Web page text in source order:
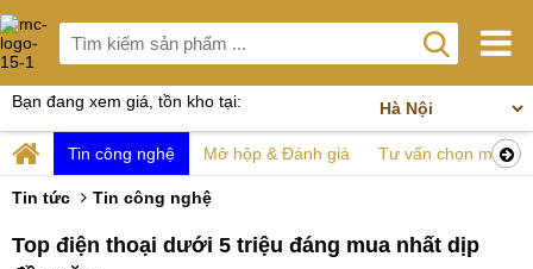
Bạn đang xem giá, tồn kho tại:
Tin công nghệ Mở hộp & Đánh giá Tư vấn chọn mua
Tin tức Tin công nghệ
Top điện thoại dưới 5 triệu đáng mua nhất dịp